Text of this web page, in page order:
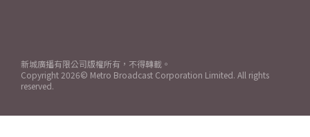
新城廣播有限公司版權所有，不得轉載。
Copyright 2026© Metro Broadcast Corporation Limited. All rights
reserved.